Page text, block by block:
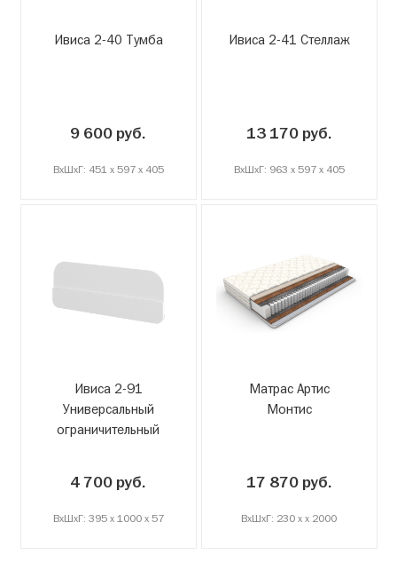
Ивиса 2-40 Тумба
9 600 руб.
ВxШxГ: 451 x 597 x 405
Ивиса 2-41 Стеллаж
13 170 руб.
ВxШxГ: 963 x 597 x 405
Ивиса 2-91
Универсальный
ограничительный
4 700 руб.
ВxШxГ: 395 x 1000 x 57
Матрас Артис
Монтис
17 870 руб.
ВxШxГ: 230 x x 2000